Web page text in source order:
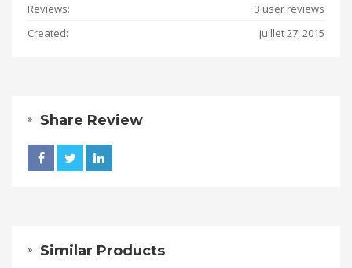
Reviews:
3 user reviews
Created:
juillet 27, 2015
Share Review
Similar Products